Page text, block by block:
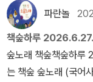
파란놀
책숲하루 2026.6.27.
숲노래 책숲책숲하
는 책숲 숲노래 (국어